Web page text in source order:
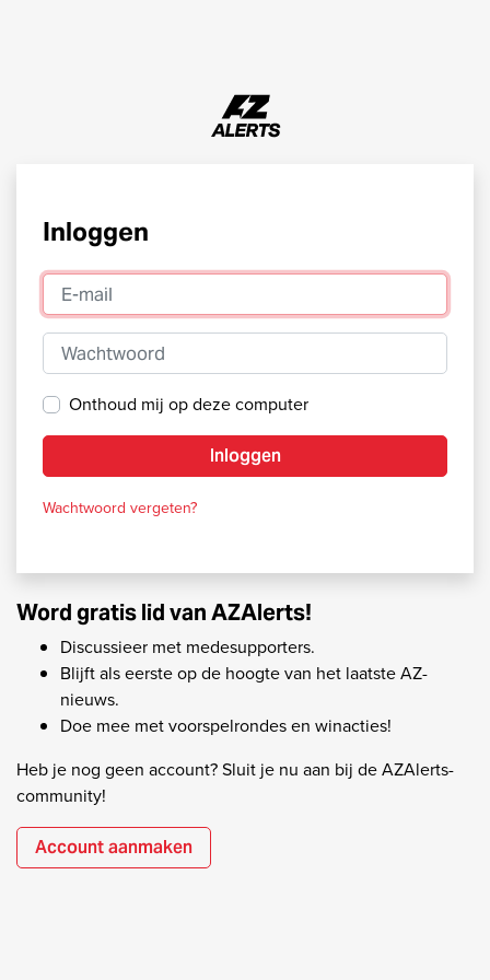
Inloggen
E-mail
Wachtwoord
Onthoud mij op deze computer
Inloggen
Wachtwoord vergeten?
Word gratis lid van AZAlerts!
Discussieer met medesupporters.
Blijft als eerste op de hoogte van het laatste AZ-
nieuws.
Doe mee met voorspelrondes en winacties!
Heb je nog geen account? Sluit je nu aan bij de AZAlerts-
community!
Account aanmaken